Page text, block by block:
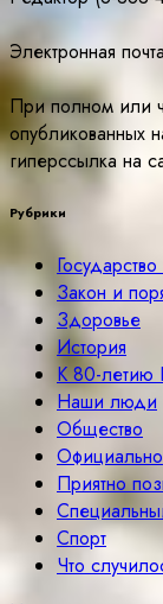
Электронная
При полном или
опубликованных
гиперссылка на
Рубрики
Закон и
Здоровье
История
К 80-
Наши люди
Общество
Официально
Приятно
Спорт
Что